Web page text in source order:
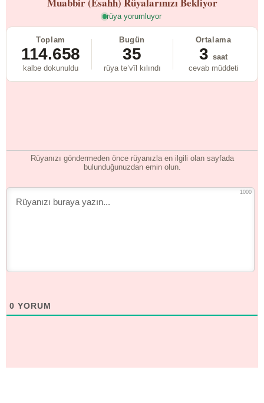
rüya yorumluyor
Toplam
114.658
kalbe dokunuldu
Bugün
35
rüya te’vîl kılındı
Ortalama
3 saat
cevab müddeti
Rüyanızı göndermeden önce rüyanızla en ilgili olan sayfada
bulunduğunuzdan emin olun.
1000
0 YORUM